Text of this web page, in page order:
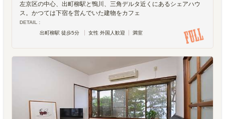
左京区の中心、出町柳駅と鴨川、三角デルタ近くにあるシェアハウ
ス。かつては下宿を営んでいた建物をカフェ
DETAIL :
出町柳駅 徒歩5分
女性 外国人歓迎 満室